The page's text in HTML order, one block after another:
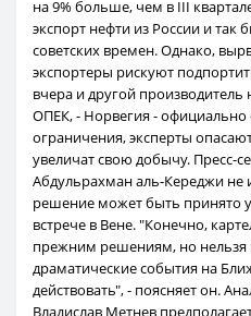
на 9% больше, чем в III
экспорт нефти из России и
советских времен. Однако,
экспортеры рискуют
вчера и другой
ОПЕК, - Норвегия - официально
ограничения, эксперты
увеличат свою добычу. Пресс-
Абдульрахман аль-Кереджи не
решение может быть принято
встрече в Вене. "Конечно,
прежним решениям, но нельзя
драматические события на
действовать", - поясняет он.
Владислав Метнев